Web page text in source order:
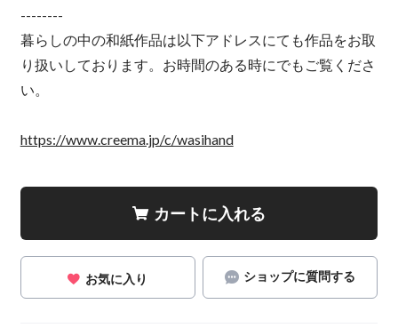
--------
暮らしの中の和紙作品は以下アドレスにても作品をお取
り扱いしております。お時間のある時にでもご覧くださ
い。
https://www.creema.jp/c/wasihand
カートに入れる
お気に入り ショップに質問する